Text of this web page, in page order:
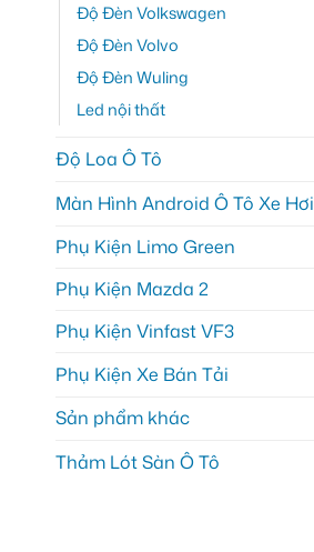
Độ Đèn Volkswagen
Độ Đèn Volvo
Độ Đèn Wuling
Led nội thất
Độ Loa Ô Tô
Màn Hình Android Ô Tô Xe Hơi
Phụ Kiện Limo Green
Phụ Kiện Mazda 2
Phụ Kiện Vinfast VF3
Phụ Kiện Xe Bán Tải
Sản phẩm khác
Thảm Lót Sàn Ô Tô